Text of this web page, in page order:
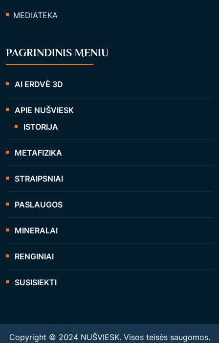
MEDIATEKA
PAGRINDINIS MENIU
AI ERDVĖ 3D
APIE NUŠVIESK
ISTORIJA
METAFIZIKA
STRAIPSNIAI
PASLAUGOS
MINERALAI
RENGINIAI
SUSISIEKTI
Copyright © 2024 NUŠVIESK. Visos teisės saugomos.